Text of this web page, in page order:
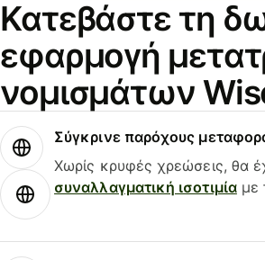
Κατεβάστε τη
εφαρμογή
νομισμάτων
Σύγκρινε παρόχους
Χωρίς κρυφές χρεώσεις, θα
συναλλαγματική ισοτιμίαμε